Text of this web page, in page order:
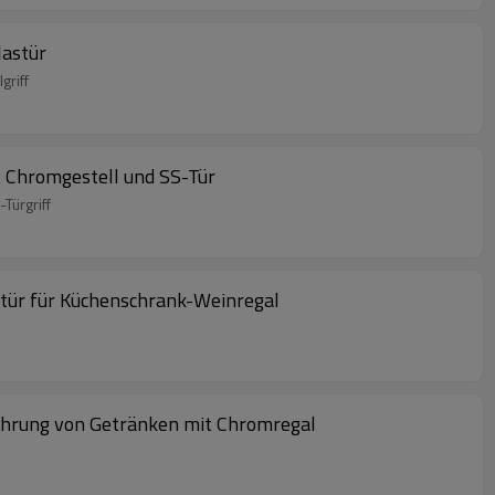
und SS-Tür
für Küchenschrank-Weinregal
von Getränken mit Chromregal